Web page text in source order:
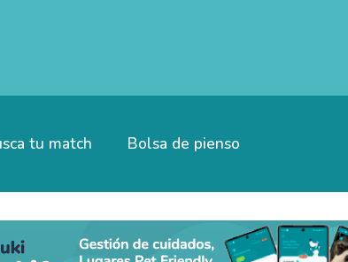
tu match Bolsa de pienso